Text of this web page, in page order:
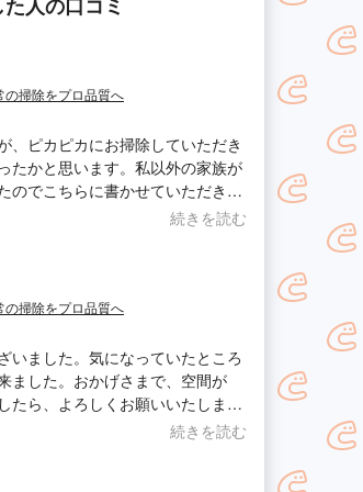
人の口コミ
の掃除をプロ品質へ
、ピカピカにお掃除していただき
たかと思います。私以外の家族が
のでこちらに書かせていただきま
お人柄がとてもよく素敵な方だっ
続きを読む
の掃除をプロ品質へ
いました。気になっていたところ
ました。おかげさまで、空間が
たら、よろしくお願いいたしま
続きを読む